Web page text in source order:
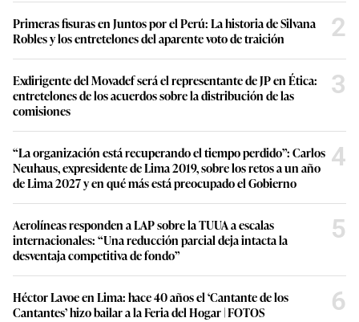
Primeras fisuras en Juntos por el Perú: La historia de Silvana
Robles y los entretelones del aparente voto de traición
2
Exdirigente del Movadef será el representante de JP en Ética:
entretelones de los acuerdos sobre la distribución de las
comisiones
3
“La organización está recuperando el tiempo perdido”: Carlos
Neuhaus, expresidente de Lima 2019, sobre los retos a un año
de Lima 2027 y en qué más está preocupado el Gobierno
4
Aerolíneas responden a LAP sobre la TUUA a escalas
internacionales: “Una reducción parcial deja intacta la
desventaja competitiva de fondo”
5
Héctor Lavoe en Lima: hace 40 años el ‘Cantante de los
Cantantes’ hizo bailar a la Feria del Hogar | FOTOS
6